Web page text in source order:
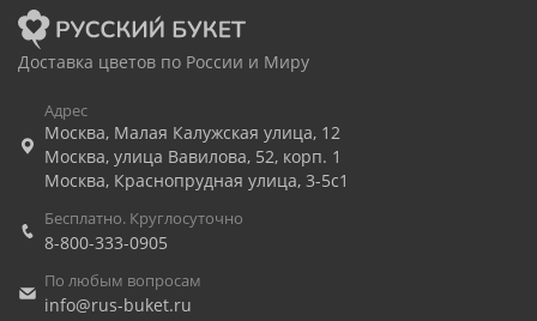
Доставка цветов по России и Миру
Москва
Москва улица Вавилова, 52, корп. 1
Москва Краснопрудная улица, 3-5с1
Бесплатно. Круглосуточно
8-800-333-0905
По любым вопросам
info@rus-buket.ru